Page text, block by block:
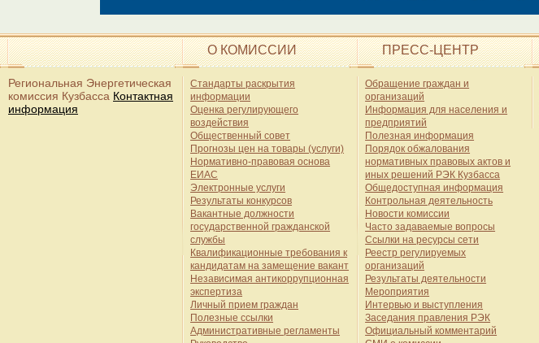
Региональная Энергетическая
комиссия Кузбасса Контактная
информация
О КОМИССИИ
Стандарты раскрытия
информации
Оценка регулирующего
воздействия
Общественный совет
Прогнозы цен на товары (услуги)
Нормативно-правовая основа
ЕИАС
Электронные услуги
Результаты конкурсов
Вакантные должности
государственной гражданской
службы
Квалификационные требования к
кандидатам на замещение вакант
Независимая антикоррупционная
экспертиза
Личный прием граждан
Полезные ссылки
Административные регламенты
ПРЕСС-ЦЕНТР
Обращение граждан и
организаций
Информация для населения и
предприятий
Полезная информация
Порядок обжалования
нормативных правовых актов и
иных решений РЭК Кузбасса
Общедоступная информация
Контрольная деятельность
Новости комиссии
Часто задаваемые вопросы
Ссылки на ресурсы сети
Реестр регулируемых
организаций
Результаты деятельности
Мероприятия
Интервью и выступления
Заседания правления РЭК
Официальный комментарий